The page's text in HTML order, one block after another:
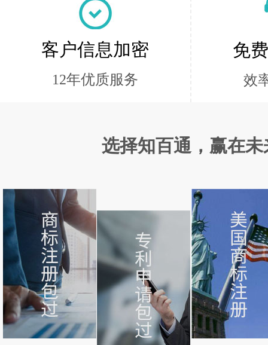
客户信息加密
12年优质服务
免
效
选择知百通，赢在未